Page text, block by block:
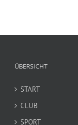
ÜBERSICHT
START
CLUB
SPORT